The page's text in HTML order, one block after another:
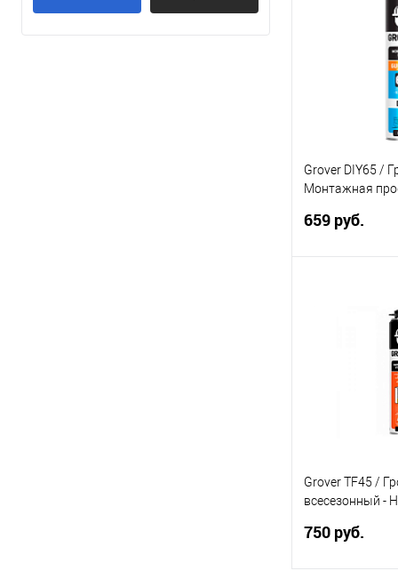
Купить в 1
Элемент
113986 Soudal
Foam / Соудал
Объём:
0,75 л
Grover DIY65 /
Монтажная
659 руб.
Купить в 1
Grover TF45 /
всесезонный -
750 руб.